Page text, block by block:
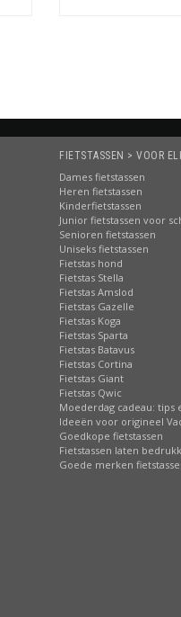
FIETSTASSEN > VOOR
Dames fietstassen
Heren fietstassen
Kinderfietstassen
Junior fietstassen voor
Senioren fietstassen
Uniseks fietstassen
Fietstas hond
Fietstas Stella
Fietstas Amslod
Fietstas Gazelle
Fietstas Koga
Fietstas Sparta
Fietstas Batavus
Fietstas Cortina
Fietstas Giant
Fietstas Qwic
Moederdag cadeau: tips
Ideeën voor origineel
Goedkope fietstassen
Fietstassen laten
Goede merken